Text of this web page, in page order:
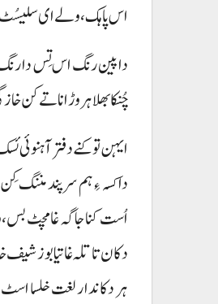
اس پاہک، ولے ای
داپین رنگ اس تِس دا رنگ
چُنکا بھلا ہر وڑ انا تے کن
ایہن توکنے دفتر آ ہنوئی
دا کسہ ءِ ہم سرپند
اُست کنا جاگہ غا مچٹ بس،
دکان تا تلہ غاتیا بوز
ہر دکاندار لغت خلسا